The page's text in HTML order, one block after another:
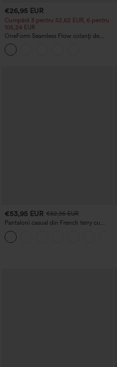
€26,95 EUR
Cumpără 3 pentru 52,62 EUR, 6 pentru
105,24 EUR
OneForm Seamless Flow colanți de
yoga fără cusături, talie medie, control al
abdomenului și ridicare a feselor
€53,95 EUR €62,95 EUR
Pantaloni casual din French terry cu
imprimeu denim, talie medie, aspect
jeans, cu buzunare